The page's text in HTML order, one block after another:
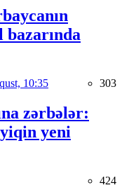
10:35 303
zərbələr:
yeni
424